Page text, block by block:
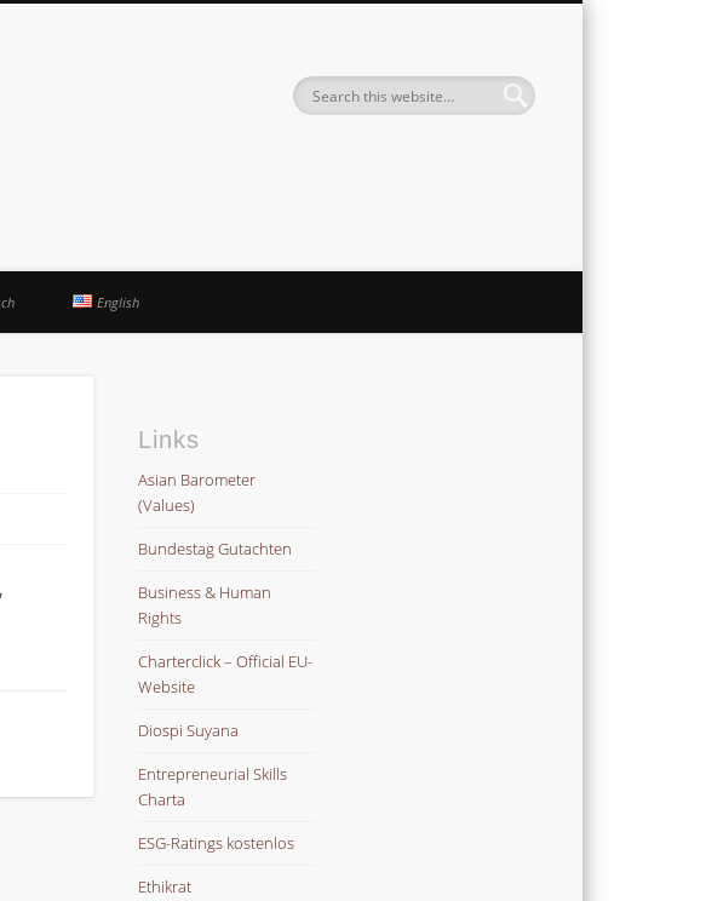
English
Links
Asian Barometer
(Values)
Bundestag Gutachten
Business & Human
Rights
Charterclick – Official EU-
Website
Diospi Suyana
Entrepreneurial Skills
Charta
ESG-Ratings kostenlos
Ethikrat